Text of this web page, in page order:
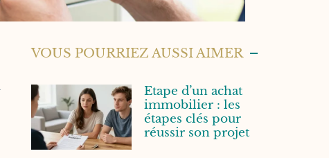
VOUS POURRIEZ AUSSI AIMER
Etape d’un achat
immobilier : les
étapes clés pour
réussir son projet